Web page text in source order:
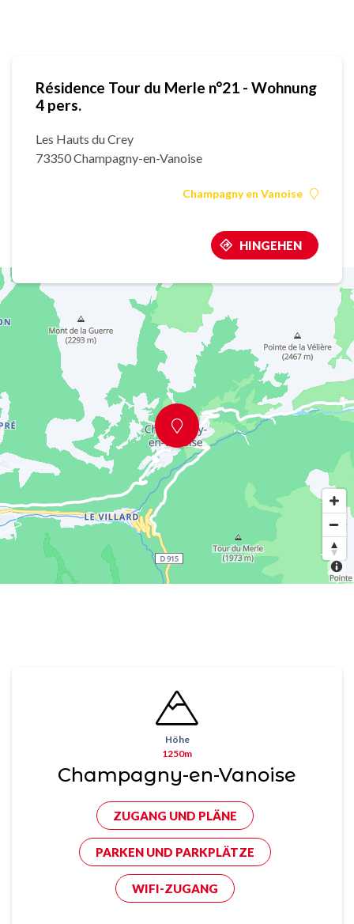
Résidence Tour du Merle n°21 - Wohnung
4 pers.
Les Hauts du Crey
73350 Champagny-en-Vanoise
Champagny en Vanoise
HINGEHEN
Höhe
1250m
Champagny-en-Vanoise
ZUGANG UND PLÄNE
PARKEN UND PARKPLÄTZE
WIFI-ZUGANG